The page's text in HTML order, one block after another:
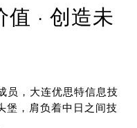
· 创造未
员，大连优思特信息技
堡，肩负着中日之间技